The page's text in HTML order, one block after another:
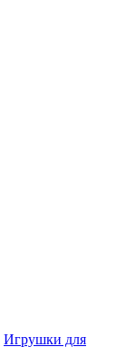
Игрушки для